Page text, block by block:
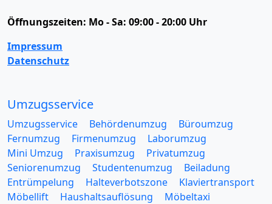
Öffnungszeiten: Mo - Sa: 09:00 - 20:00 Uhr
Impressum
Datenschutz
Umzugsservice
Umzugsservice Behördenumzug
Büroumzug
Fernumzug
Firmenumzug
Laborumzug
Mini Umzug
Praxisumzug
Privatumzug
Seniorenumzug
Studentenumzug
Beiladung
Entrümpelung
Halteverbotszone
Klaviertransport
Möbellift
Haushaltsauflösung
Möbeltaxi